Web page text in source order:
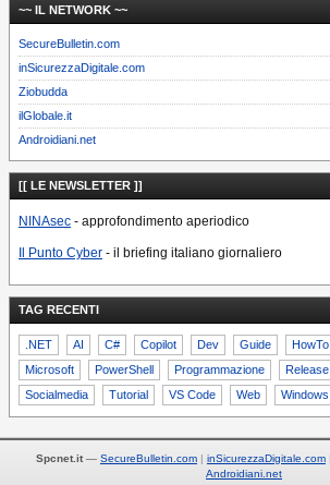
~~ IL NETWORK ~~
SecureBulletin.com
inSicurezzaDigitale.com
Ziobudda
ilGlobale.it
Androidiani.net
[[ LE NEWSLETTER ]]
NINAsec - approfondimento aperiodico
Il Punto Cyber - il briefing italiano giornaliero
TAG RECENTI
.NET AI C# Copilot Dev Guide HowTo
Microsoft
PowerShell Programmazione Release
Socialmedia
Tutorial VS Code Web Windows
Spcnet.it — SecureBulletin.com inSicurezzaDigitale.com
Androidiani.net